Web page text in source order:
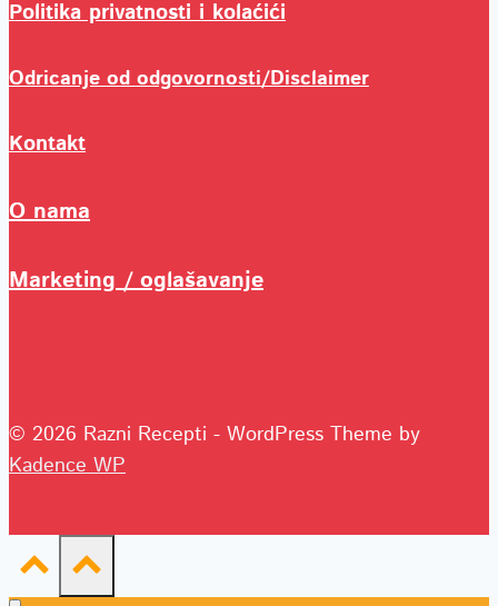
Politika privatnosti i kolaćići
Odricanje od odgovornosti/Disclaimer
Kontakt
O nama
Marketing / oglašavanje
© 2026 Razni Recepti - WordPress Theme by
Kadence WP